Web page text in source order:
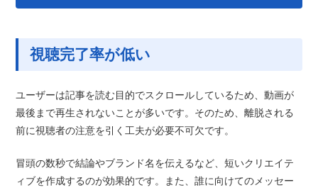
視聴完了率が低い
ユーザーは記事を読む目的でスクロールしているため、動画が
最後まで再生されないことが多いです。そのため、離脱される
前に視聴者の注意を引く工夫が必要不可欠です。
冒頭の数秒で結論やブランド名を伝えるなど、短いクリエイテ
ィブを作成するのが効果的です。また、誰に向けてのメッセー